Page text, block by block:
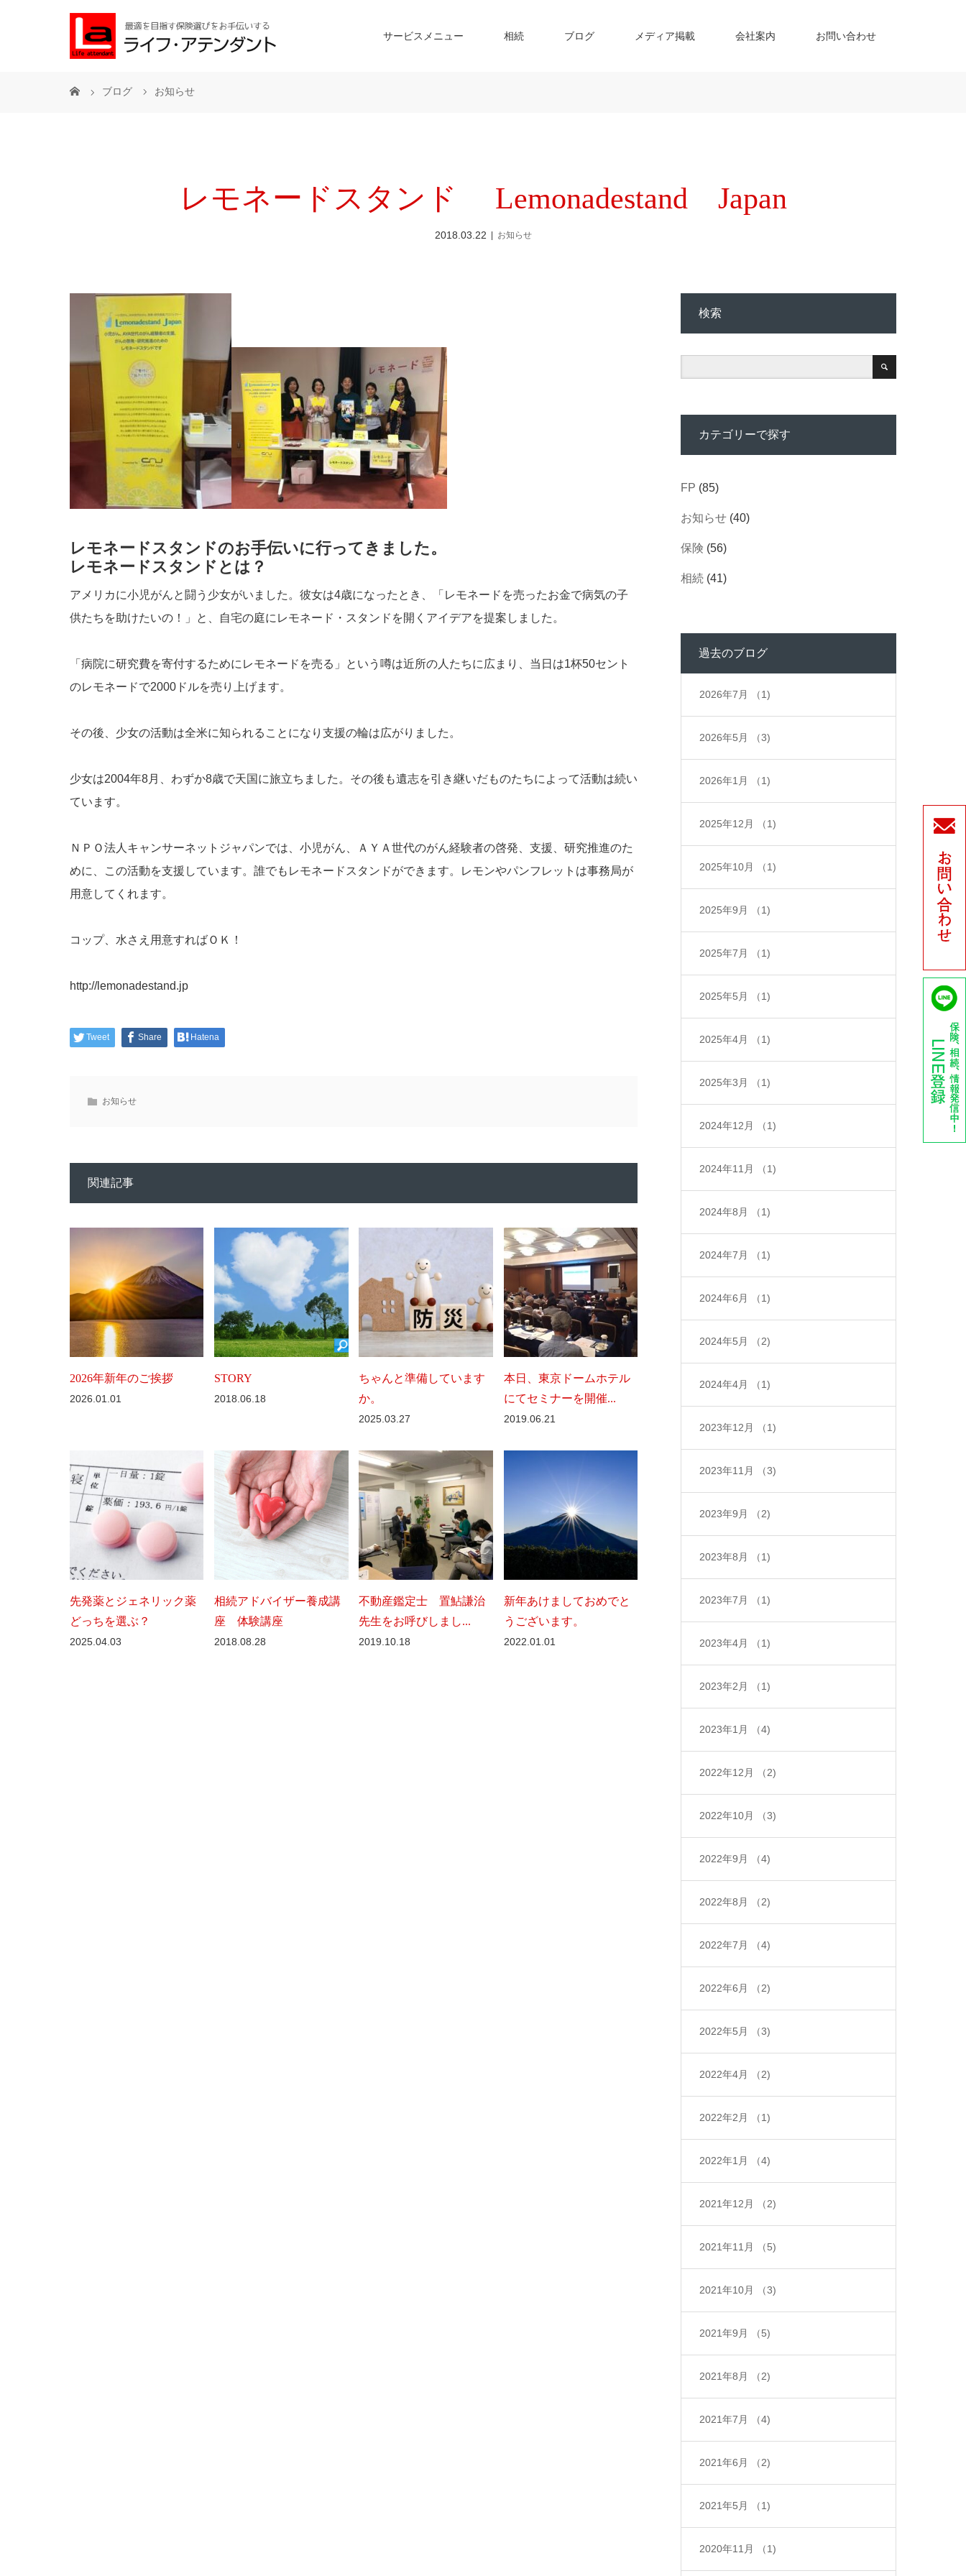
サービスメニュー 相続 ブログ メディア掲載 会社案内 お問い合わせ
ブログ お知らせ
レモネードスタンド Lemonadestand Japan
2018.03.22 お知らせ
レモネードスタンドのお手伝いに行ってきました。
レモネードスタンドとは？
アメリカに小児がんと闘う少女がいました。彼女は4歳になったとき、「レモネードを売ったお金で病気の子
供たちを助けたいの！」と、自宅の庭にレモネード・スタンドを開くアイデアを提案しました。
「病院に研究費を寄付するためにレモネードを売る」という噂は近所の人たちに広まり、当日は1杯50セント
のレモネードで2000ドルを売り上げます。
その後、少女の活動は全米に知られることになり支援の輪は広がりました。
少女は2004年8月、わずか8歳で天国に旅立ちました。その後も遺志を引き継いだものたちによって活動は続い
ています。
ＮＰＯ法人キャンサーネットジャパンでは、小児がん、ＡＹＡ世代のがん経験者の啓発、支援、研究推進のた
めに、この活動を支援しています。誰でもレモネードスタンドができます。レモンやパンフレットは事務局が
用意してくれます。
コップ、水さえ用意すればＯＫ！
http://lemonadestand.jp
Tweet Share Hatena
お知らせ
関連記事
2026年新年のご挨拶
2026.01.01
STORY
2018.06.18
ちゃんと準備しています
か。
2025.03.27
本日、東京ドームホテル
にてセミナーを開催...
2019.06.21
先発薬とジェネリック薬
どっちを選ぶ？
2025.04.03
相続アドバイザー養成講
座 体験講座
2018.08.28
不動産鑑定士 置鮎謙治
先生をお呼びしまし...
2019.10.18
新年あけましておめでと
うございます。
2022.01.01
検索
カテゴリーで探す
FP (85)
お知らせ (40)
保険 (56)
相続 (41)
過去のブログ
2026年7月 （1)
2026年5月 （3)
2026年1月 （1)
2025年12月 （1)
2025年10月 （1)
2025年9月 （1)
2025年7月 （1)
2025年5月 （1)
2025年4月 （1)
2025年3月 （1)
2024年12月 （1)
2024年11月 （1)
2024年8月 （1)
2024年7月 （1)
2024年6月 （1)
2024年5月 （2)
2024年4月 （1)
2023年12月 （1)
2023年11月 （3)
2023年9月 （2)
2023年8月 （1)
2023年7月 （1)
2023年4月 （1)
2023年2月 （1)
2023年1月 （4)
2022年12月 （2)
2022年10月 （3)
2022年9月 （4)
2022年8月 （2)
2022年7月 （4)
2022年6月 （2)
2022年5月 （3)
2022年4月 （2)
2022年2月 （1)
2022年1月 （4)
2021年12月 （2)
2021年11月 （5)
2021年10月 （3)
2021年9月 （5)
2021年8月 （2)
2021年7月 （4)
2021年6月 （2)
2021年5月 （1)
2020年11月 （1)